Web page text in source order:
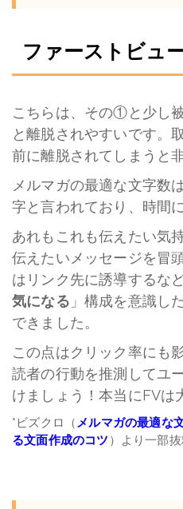
ファーストビュ
こちらは、その①と少し
と離脱されやすいです。
前に離脱されてしまうと
メルマガの最適な文字数
字と言われており、時間
あれもこれも伝えたい気
伝えたいメッセージを冒
はリンク先に誘導するな
気になる 」構成を意識し
できました。
この点はクリック率にも
読者の行動を推測してユ
けましょう！本当にFVは
*ビズクロ（メルマガの最適な
る文面作成のコツ ）より一部